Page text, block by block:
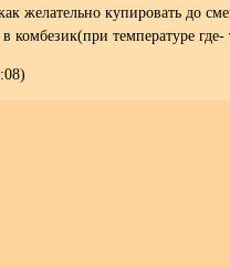
желательно купировать до
температуре где-